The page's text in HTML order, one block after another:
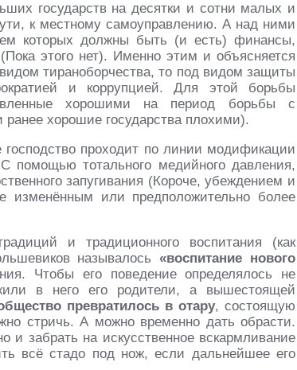
государств на десятки и сотни малых и
к местному самоуправлению. А над ними
которых должны быть (и есть) финансы,
этого нет). Именно этим и объясняется
тираноборчества, то под видом защиты
и коррупцией. Для этой борьбы
хорошими на период борьбы с
хорошие государства плохими).
проходит по линии модификации
помощью тотального медийного давления,
запугивания (Короче, убеждением и
или предположительно более
и традиционного воспитания (как
называлось«воспитание нового
Чтобы его поведение определялось не
в него его родители, а вышестоящей
превратилось в отару, состоящую
стричь. А можно временно дать обрасти.
забрать на искусственное вскармливание
всё стадо под нож, если дальнейшее его